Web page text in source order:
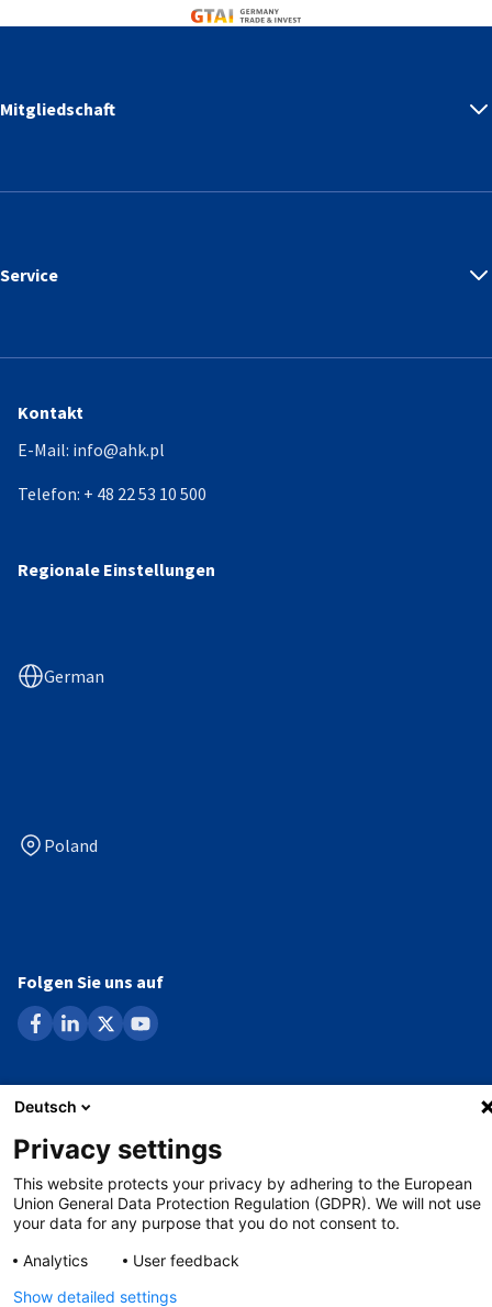
Germany Trade & Invest
Mitgliedschaft
Service
Kontakt
E-Mail: info@ahk.pl
Telefon: + 48 22 53 10 500
Regionale Einstellungen
German
Poland
Folgen Sie uns auf
facebook
linkedin
x youtube
Datenschutzerklärung
Impressum
Whistleblowing-Verfahren
©Copyright - 2026 AHK
Deutsch
Privacy settings
This website protects your privacy by adhering to the European
Union General Data Protection Regulation (GDPR). We will not use
your data for any purpose that you do not consent to.
Analytics
User feedback
Show detailed settings